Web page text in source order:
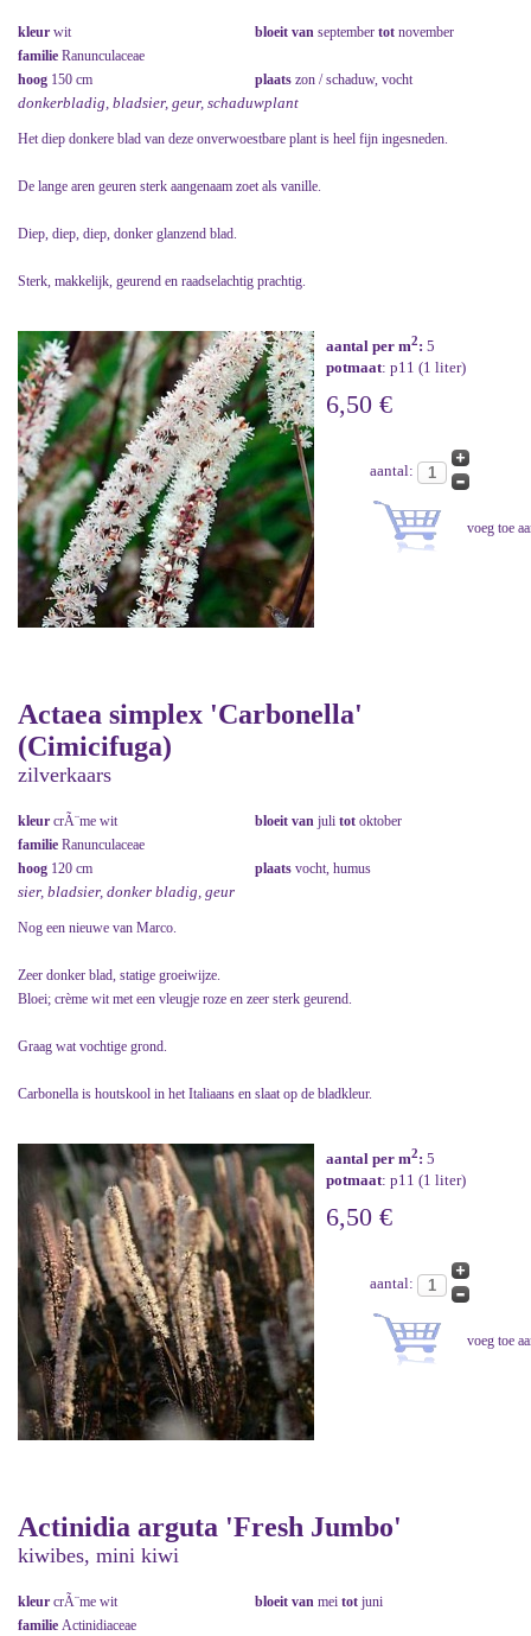
kleur wit bloeit van september tot november
familie Ranunculaceae
hoog 150 cm plaats zon / schaduw, vocht
donkerbladig, bladsier, geur, schaduwplant
Het diep donkere blad van deze onverwoestbare plant is heel fijn ingesneden.
De lange aren geuren sterk aangenaam zoet als vanille.
Diep, diep, diep, donker glanzend blad.
Sterk, makkelijk, geurend en raadselachtig prachtig.
aantal per m2: 5
potmaat: p11 (1 liter)
6,50 €
aantal:
Actaea simplex 'Carbonella'
(Cimicifuga)
zilverkaars
kleur crÃ¨me wit bloeit van juli tot oktober
familie Ranunculaceae
hoog 120 cm plaats vocht, humus
sier, bladsier, donker bladig, geur
Nog een nieuwe van Marco.
Zeer donker blad, statige groeiwijze.
Bloei; crème wit met een vleugje roze en zeer sterk geurend.
Graag wat vochtige grond.
Carbonella is houtskool in het Italiaans en slaat op de bladkleur.
aantal per m2: 5
potmaat: p11 (1 liter)
6,50 €
aantal:
Actinidia arguta 'Fresh Jumbo'
kiwibes, mini kiwi
kleur crÃ¨me wit bloeit van mei tot juni
familie Actinidiaceae